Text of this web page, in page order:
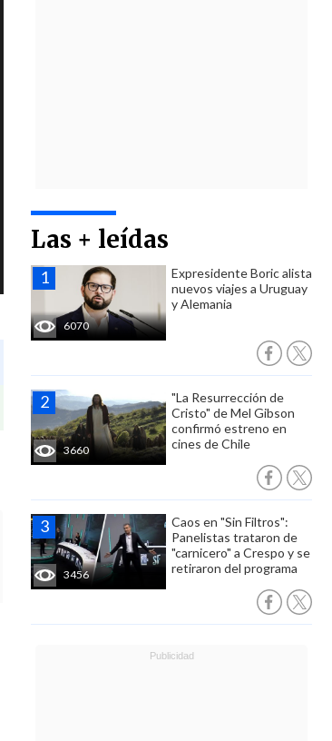
Las + leídas
6070
Expresidente Boric alista
nuevos viajes a Uruguay
y Alemania
3660
"La Resurrección de
Cristo" de Mel Gibson
confirmó estreno en
cines de Chile
3456
Caos en "Sin Filtros":
Panelistas trataron de
"carnicero" a Crespo y se
retiraron del programa